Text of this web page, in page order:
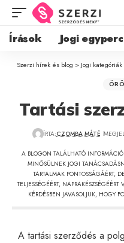
Írások Jogi
Szerzi hírek és blog > Jogi kategóriák
Tartási
ÍRTA:CZOMBA MÁTÉ
A BLOGON TALÁLHATÓ
MINŐSÜLNEK JOGI
TARTALMAK PONTOSSÁGÁÉRT,
TELJESSÉGÉÉRT,
KÉRDÉSBEN JAVASOLJUK, HOGY
A tartási szerződés a